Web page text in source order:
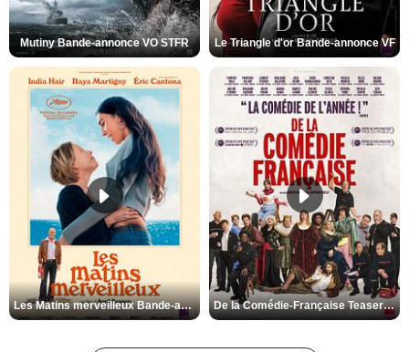
Mutiny Bande-annonce VO STFR Le Triangle d'or Bande-annonce VF
Les Matins merveilleux Bande-annonce VF De la Comédie-Française Teaser VF